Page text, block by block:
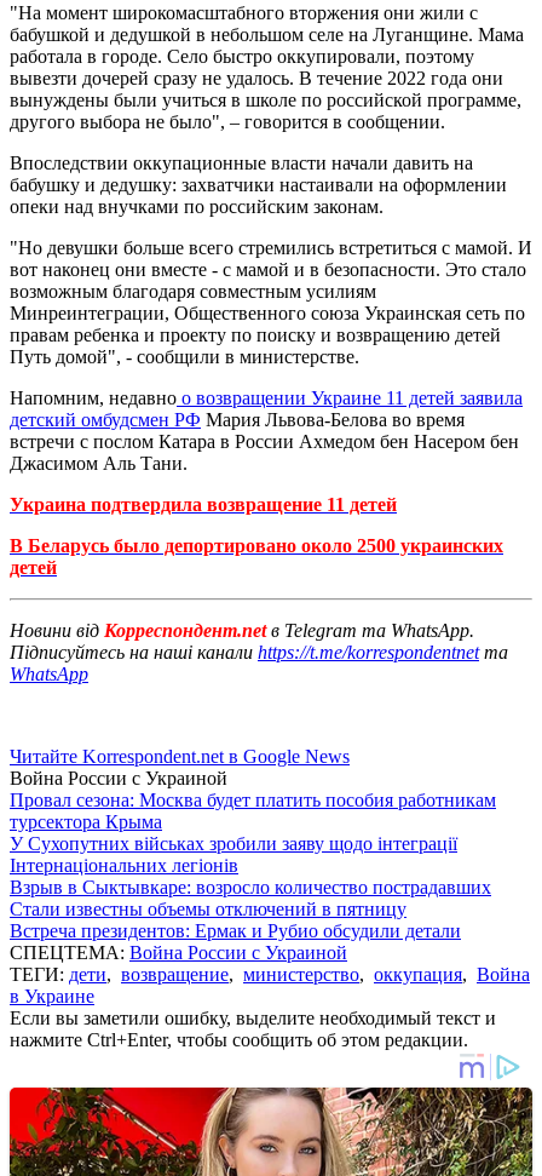
"На момент широкомасштабного вторжения они жили с
бабушкой и дедушкой в небольшом селе на Луганщине. Мама
работала в городе. Село быстро оккупировали, поэтому
вывезти дочерей сразу не удалось. В течение 2022 года они
вынуждены были учиться в школе по российской программе,
другого выбора не было", – говорится в сообщении.
Впоследствии оккупационные власти начали давить на
бабушку и дедушку: захватчики настаивали на оформлении
опеки над внучками по российским законам.
"Но девушки больше всего стремились встретиться с мамой. И
вот наконец они вместе - с мамой и в безопасности. Это стало
возможным благодаря совместным усилиям
Минреинтеграции, Общественного союза Украинская сеть по
правам ребенка и проекту по поиску и возвращению детей
Путь домой", - сообщили в министерстве.
Напомним, недавно о возвращении Украине 11 детей заявила
детский омбудсмен РФ Мария Львова-Белова во время
встречи с послом Катара в России Ахмедом бен Насером бен
Джасимом Аль Тани.
Украина подтвердила возвращение 11 детей
В Беларусь было депортировано около 2500 украинских
детей
Новини від Корреспондент.netв Telegram та WhatsApp.
Підписуйтесь на наші канали https://t.me/korrespondentnetта
WhatsApp
Читайте Korrespondent.net в Google News
Война России с Украиной
Провал сезона: Москва будет платить пособия работникам
турсектора Крыма
У Сухопутних військах зробили заяву щодо інтеграції
Інтернаціональних легіонів
Взрыв в Сыктывкаре: возросло количество пострадавших
Стали известны объемы отключений в пятницу
Встреча президентов: Ермак и Рубио обсудили детали
СПЕЦТЕМА: Война России с Украиной
ТЕГИ: дети, возвращение, министерство, оккупация, Война
в Украине
Если вы заметили ошибку, выделите необходимый текст и
нажмите Ctrl+Enter, чтобы сообщить об этом редакции.